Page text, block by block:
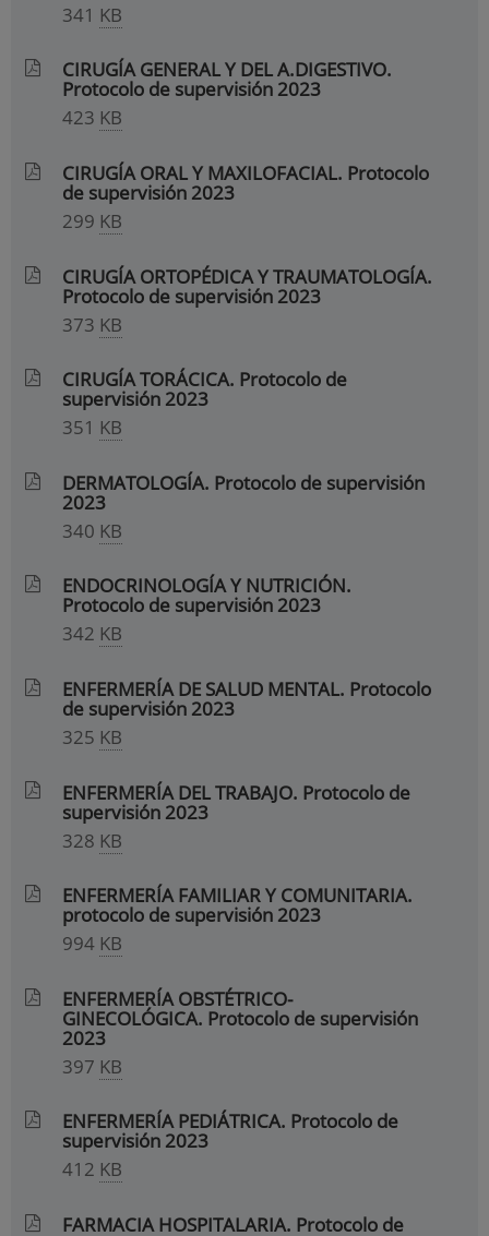
341 KB
CIRUGÍA GENERAL Y DEL A.DIGESTIVO.
Protocolo de supervisión 2023
423 KB
CIRUGÍA ORAL Y MAXILOFACIAL. Protocolo
de supervisión 2023
299 KB
CIRUGÍA ORTOPÉDICA Y TRAUMATOLOGÍA.
Protocolo de supervisión 2023
373 KB
CIRUGÍA TORÁCICA. Protocolo de
supervisión 2023
351 KB
DERMATOLOGÍA. Protocolo de supervisión
2023
340 KB
ENDOCRINOLOGÍA Y NUTRICIÓN.
Protocolo de supervisión 2023
342 KB
ENFERMERÍA DE SALUD MENTAL. Protocolo
de supervisión 2023
325 KB
ENFERMERÍA DEL TRABAJO. Protocolo de
supervisión 2023
328 KB
ENFERMERÍA FAMILIAR Y COMUNITARIA.
protocolo de supervisión 2023
994 KB
ENFERMERÍA OBSTÉTRICO-
GINECOLÓGICA. Protocolo de supervisión
2023
397 KB
ENFERMERÍA PEDIÁTRICA. Protocolo de
supervisión 2023
412 KB
FARMACIA HOSPITALARIA. Protocolo de